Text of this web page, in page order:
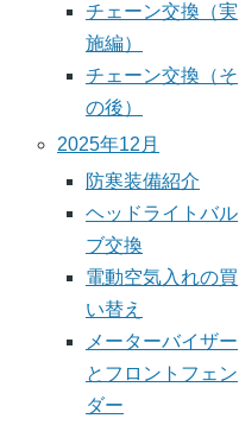
チェーン交換（実
施編）
チェーン交換（そ
の後）
2025年12月
防寒装備紹介
ヘッドライトバル
ブ交換
電動空気入れの買
い替え
メーターバイザー
とフロントフェン
ダー